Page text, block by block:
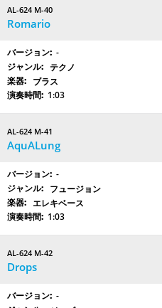
AL-624 M-40
Romario
-
テクノ
ブラス
1:03
AL-624 M-41
AquALung
-
フュージョン
エレキベース
1:03
AL-624 M-42
Drops
-